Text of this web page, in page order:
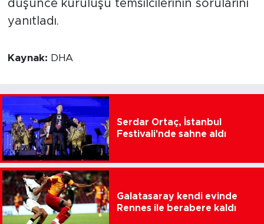
düşünce kuruluşu temsilcilerinin sorularını
yanıtladı.
Kaynak: DHA
Serdar Ortaç, İstanbul
Festivali'nde sahne aldı
Galatasaray kendi evinde
Rennes ile berabere kaldı